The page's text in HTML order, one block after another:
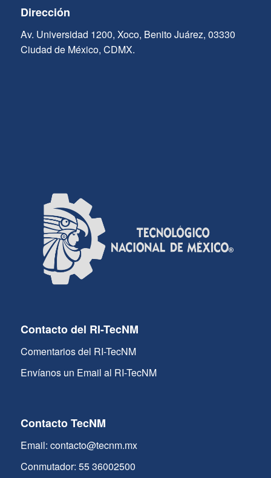
Dirección
Av. Universidad 1200, Xoco, Benito Juárez, 03330
Ciudad de México, CDMX.
Contacto del RI-TecNM
Comentarios del RI-TecNM
Envíanos un Email al RI-TecNM
Contacto TecNM
Email: contacto@tecnm.mx
Conmutador: 55 36002500